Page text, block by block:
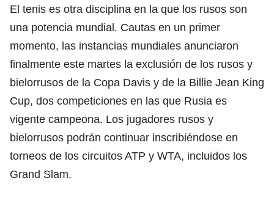
El tenis es otra disciplina en la que los rusos son
una potencia mundial. Cautas en un primer
momento, las instancias mundiales anunciaron
finalmente este martes la exclusión de los rusos y
bielorrusos de la Copa Davis y de la Billie Jean King
Cup, dos competiciones en las que Rusia es
vigente campeona. Los jugadores rusos y
bielorrusos podrán continuar inscribiéndose en
torneos de los circuitos ATP y WTA, incluidos los
Grand Slam.